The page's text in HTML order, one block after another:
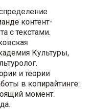
контент-
с текстами.
Культуры,
и теории
в копирайтинге:
момент.